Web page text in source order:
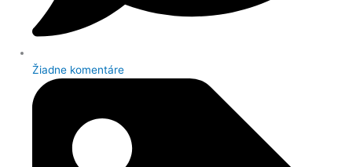
Žiadne komentáre